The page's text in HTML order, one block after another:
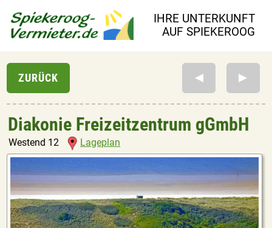
IHRE UNTERKUNFT
AUF SPIEKEROOG
Diakonie Freizeitzentrum gGmbH
Westend 12 Lageplan